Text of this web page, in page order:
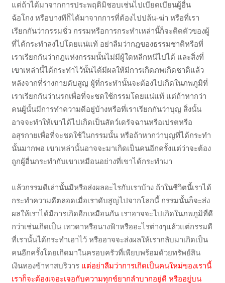
แต่ถ้าได้มาจากการประพฤติมิชอบเช่นไปเบียดเบียนผู้อื่น
ฉ้อโกง หรือบางทีก็ได้มาจากการที่ต้องไปปล้น-ฆ่า หรือที่เรา
เรียกกันว่ากรรมชั่ว กรรมหรือการกระทำเหล่านี้ก็จะติดตัวของผู้
ที่ได้กระทำลงไปโดยแน่แท้ อย่าลืมว่ากฎของธรรมชาติหรือที่
เราเรียกกันว่ากฎแห่งกรรมนั้นไม่มีผู้ใดหลีกหนีไปได้ และสิ่งที่
เขาเหล่านี้ได้กระทำไว้นั้นได้มีผลให้มีการเกิดภพเกิดชาติแล้ว
หลังจากที่ร่างกายดับสูญ ผู้ที่กระทำนั้นจะต้องไปเกิดในภพภูมิที่
เราเรียกกันว่านรกเพื่อที่จะชดใช้กรรมโดยแน่แท้ แต่ถ้าหากว่า
คนผู้นั้นมีการทำความดีอยู่บ้างหรือที่เราเรียกกันว่าบุญ สิ่งนั้น
อาจจะทำให้เขาได้ไปเกิดเป็นสัตว์เดรัจฉานหรือเปรตหรือ
อสุรกายเพื่อที่จะชดใช้ในกรรมนั้น หรือถ้าหากว่าบุญที่ได้กระทำ
นั้นมากพอ เขาเหล่านั้นอาจจะมาเกิดเป็นคนอีกครั้งแต่ว่าจะต้อง
ถูกผู้อื่นกระทำกับเขาเหมือนอย่างที่เขาได้กระทำมา
แล้วกรรมดีเล่านั้นมีหรือส่งผลอะไรกับเราบ้าง ถ้าในชีวิตนี้เราได้
กระทำความดีตลอดเมื่อเราดับสูญไปจากโลกนี้ กรรมนั้นก็จะส่ง
ผลให้เราได้มีการเกิดอีกเหมือนกัน เราอาจจะไปเกิดในภพภูมิที่ดี
กว่าเช่นเกิดเป็น เทวดาหรือนางฟ้าหรืออะไรต่างๆแล้วแต่กรรมดี
ที่เรานั้นได้กระทำเอาไว้ หรืออาจจะส่งผลให้เรากลับมาเกิดเป็น
คนอีกครั้งโดยเกิดมาในครอบครัวที่เพียบพร้อมด้วยทรัพย์สิน
เงินทองข้าทาสบริวาร แต่อย่าลืมว่าการเกิดเป็นคนใหม่ของเรานี้
เราก็จะต้องเจอะเจอกับความทุกข์ยากลำบากอยู่ดี หรืออยู่บน